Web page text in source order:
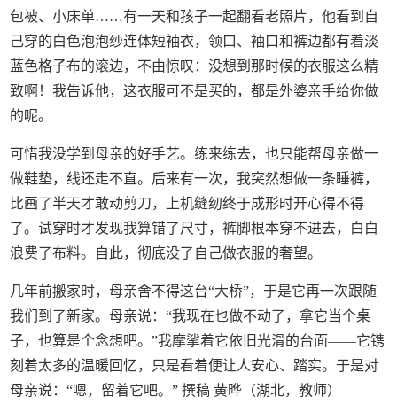
包被、小床单……有一天和孩子一起翻看老照片，他看到自
己穿的白色泡泡纱连体短袖衣，领口、袖口和裤边都有着淡
蓝色格子布的滚边，不由惊叹：没想到那时候的衣服这么精
致啊！我告诉他，这衣服可不是买的，都是外婆亲手给你做
的呢。
可惜我没学到母亲的好手艺。练来练去，也只能帮母亲做一
做鞋垫，线还走不直。后来有一次，我突然想做一条睡裤，
比画了半天才敢动剪刀，上机缝纫终于成形时开心得不得
了。试穿时才发现我算错了尺寸，裤脚根本穿不进去，白白
浪费了布料。自此，彻底没了自己做衣服的奢望。
几年前搬家时，母亲舍不得这台“大桥”，于是它再一次跟随
我们到了新家。母亲说：“我现在也做不动了，拿它当个桌
子，也算是个念想吧。”我摩挲着它依旧光滑的台面——它镌
刻着太多的温暖回忆，只是看着便让人安心、踏实。于是对
母亲说：“嗯，留着它吧。” 撰稿 黄晔（湖北，教师）